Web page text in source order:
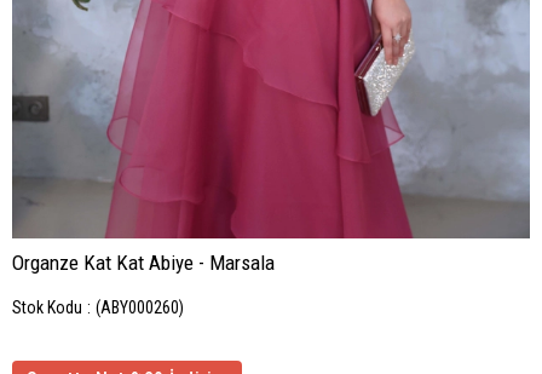
Organze Kat Kat Abiye - Marsala
Stok Kodu (ABY000260)